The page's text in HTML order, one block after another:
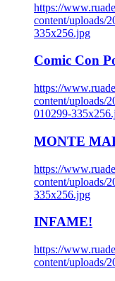
https://
content/uploads/
335x256.jpg
Comic Con
https://
content/uploads/
010299-
MONTE
https://
content/uploads/
335x256.jpg
INFAME!
https://
content/uploads/